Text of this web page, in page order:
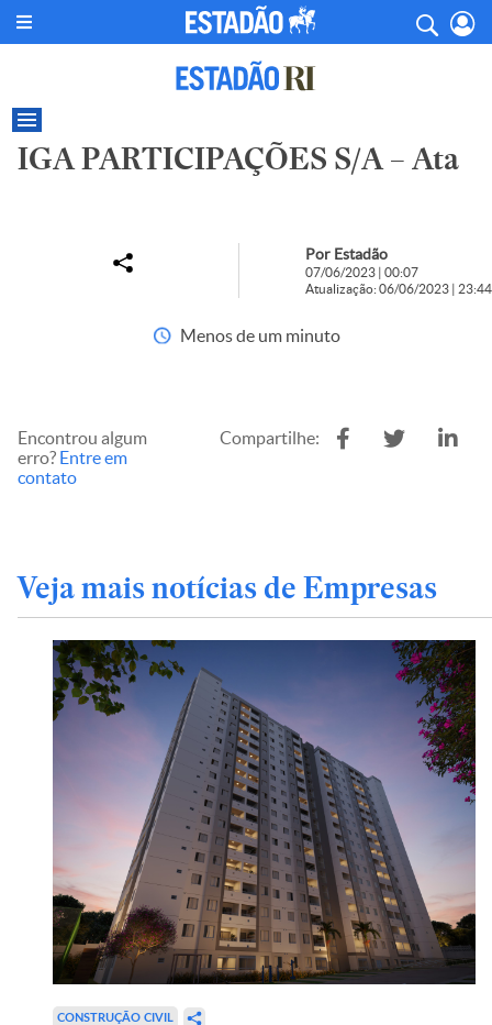
IGA PARTICIPAÇÕES S/A – Ata
Por Estadão
07/06/2023 | 00:07
Atualização: 06/06/2023 | 23:44
Menos de um minuto
Encontrou algum
erro? Entre em
contato
Compartilhe:
Veja mais notícias de Empresas
CONSTRUÇÃO CIVIL